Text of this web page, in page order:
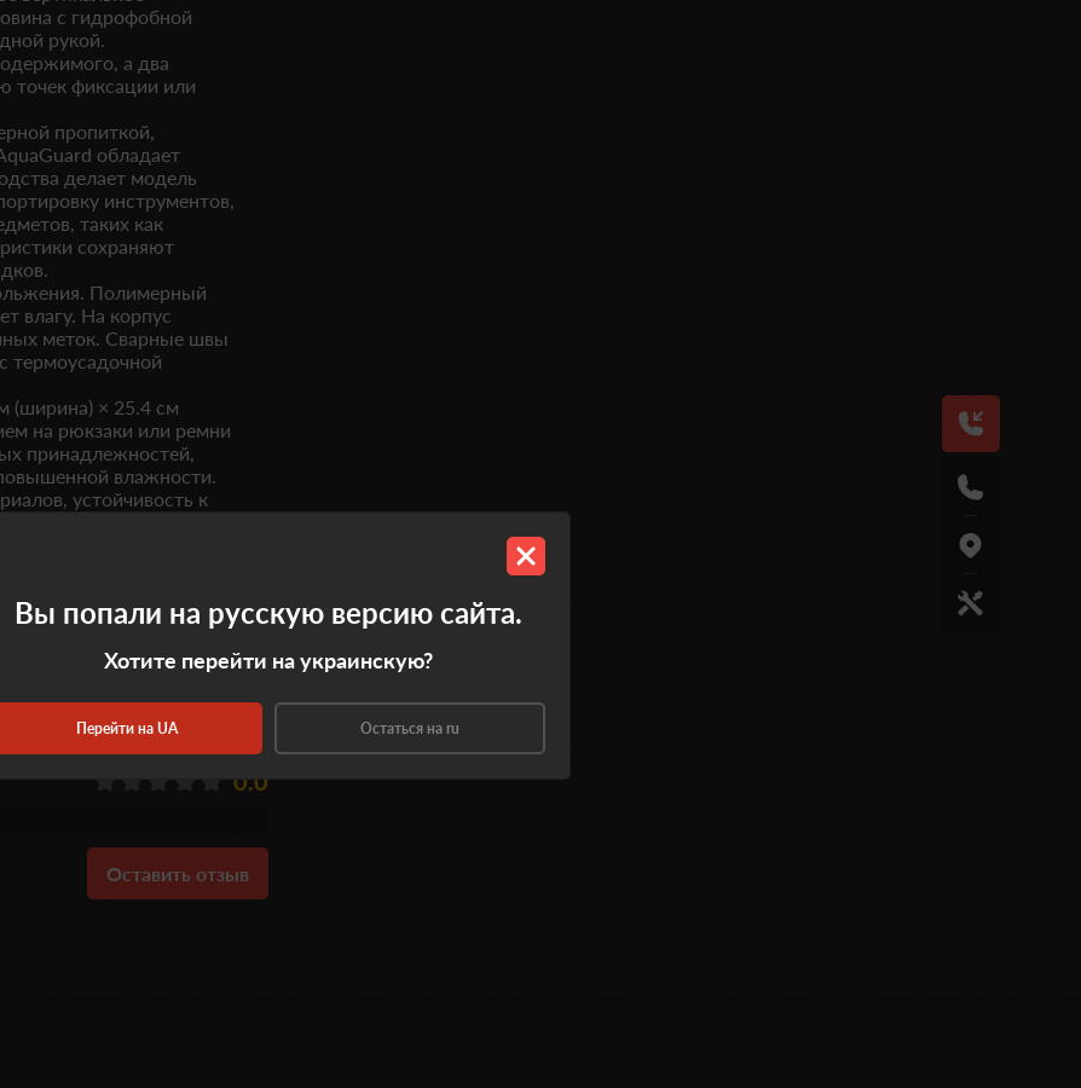
с гидрофобной
рукой.
а два
точек фиксации или
пропиткой,
обладает
делает модель
инструментов,
таких как
сохраняют
Полимерный
влагу. На корпус
меток. Сварные швы
термоусадочной
(ширина) × 25.4 см
на рюкзаки или ремни
принадлежностей,
влажности.
устойчивость к
с молнией.
кратковременном
условиях, при
0.0
Оставить отзыв
Вы попали на русскую версию сайта.
Хотите перейти на украинскую?
Перейти на UA Остаться на ru